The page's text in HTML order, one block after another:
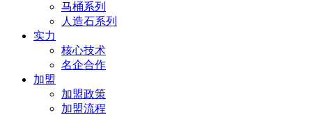
马桶系列
人造石系列
实力
核心技术
名企合作
加盟
加盟政策
加盟流程